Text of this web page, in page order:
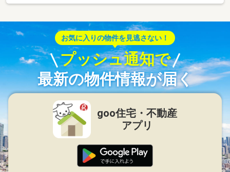
お気に入りの物件を見逃さない！
プッシュ通知で
最新の物件情報が届く
goo住宅・不動産
アプリ